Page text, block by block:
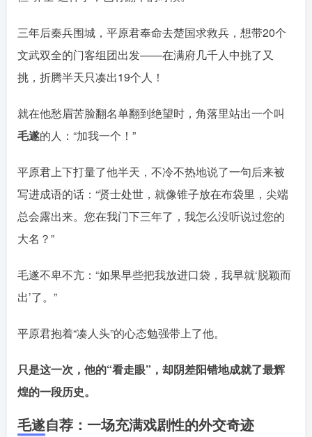
三年后秦兵围城，平原君奉命去楚国求救兵，想带20个
文武双全的门客组团出发——在满府几千人中挑了又
挑，折腾半天只凑出19个人！󠄹󠅀󠄪󠄢󠄡󠄦󠄞󠄧󠄣󠄞󠄢󠄡󠄦󠄞󠄡󠄩󠅬󠅅󠅃󠄵󠅂󠄪󠅗󠅥󠅕󠅣󠅤󠅬󠅄󠄹󠄽󠄵󠄪󠄢󠄠󠄢󠄦󠄝󠄠󠄨󠄝󠄠󠄨󠄐󠄠󠄨󠄪󠄥󠄤󠄪󠄤󠄣󠅬󠅨󠅙󠅑󠅟󠅗󠅒󠄞󠅓󠅟󠅝󠄐󠇕󠆠󠅿󠇖󠆄󠆩󠇕󠅿󠆈󠇗󠆭󠆁󠄐󠇗󠅹󠅸󠇖󠆍󠅳󠇖󠅹󠅰󠇖󠆌󠅹
就在他愁眉苦脸翻名单翻到绝望时，角落里站出一个叫
毛遂的人：“加我一个！”
平原君上下打量了他半天，不冷不热地说了一句后来被
写进成语的话：“贤士处世，就像锥子放在布袋里，尖端
总会露出来。您在我门下三年了，我怎么没听说过您的
大名？”󠄹󠅀󠄪󠄢󠄡󠄦󠄞󠄧󠄣󠄞󠄢󠄡󠄦󠄞󠄡󠄩󠅬󠅅󠅃󠄵󠅂󠄪󠅗󠅥󠅕󠅣󠅤󠅬󠅄󠄹󠄽󠄵󠄪󠄢󠄠󠄢󠄦󠄝󠄠󠄨󠄝󠄠󠄨󠄐󠄠󠄨󠄪󠄥󠄤󠄪󠄤󠄣󠅬󠅨󠅙󠅑󠅟󠅗󠅒󠄞󠅓󠅟󠅝󠄐󠇕󠆠󠅿󠇖󠆄󠆩󠇕󠅿󠆈󠇗󠆭󠆁󠄐󠇗󠅹󠅸󠇖󠆍󠅳󠇖󠅹󠅰󠇖󠆌󠅹
毛遂不卑不亢：“如果早些把我放进口袋，我早就‘脱颖而
出’了。”󠄹󠅀󠄪󠄢󠄡󠄦󠄞󠄧󠄣󠄞󠄢󠄡󠄦󠄞󠄡󠄩󠅬󠅅󠅃󠄵󠅂󠄪󠅗󠅥󠅕󠅣󠅤󠅬󠅄󠄹󠄽󠄵󠄪󠄢󠄠󠄢󠄦󠄝󠄠󠄨󠄝󠄠󠄨󠄐󠄠󠄨󠄪󠄥󠄤󠄪󠄤󠄣󠅬󠅨󠅙󠅑󠅟󠅗󠅒󠄞󠅓󠅟󠅝󠄐󠇕󠆠󠅿󠇖󠆄󠆩󠇕󠅿󠆈󠇗󠆭󠆁󠄐󠇗󠅹󠅸󠇖󠆍󠅳󠇖󠅹󠅰󠇖󠆌󠅹
平原君抱着“凑人头”的心态勉强带上了他。
只是这一次，他的“看走眼”，却阴差阳错地成就了最辉
煌的一段历史。󠄹󠅀󠄪󠄢󠄡󠄦󠄞󠄧󠄣󠄞󠄢󠄡󠄦󠄞󠄡󠄩󠅬󠅅󠅃󠄵󠅂󠄪󠅗󠅥󠅕󠅣󠅤󠅬󠅄󠄹󠄽󠄵󠄪󠄢󠄠󠄢󠄦󠄝󠄠󠄨󠄝󠄠󠄨󠄐󠄠󠄨󠄪󠄥󠄤󠄪󠄤󠄣󠅬󠅨󠅙󠅑󠅟󠅗󠅒󠄞󠅓󠅟󠅝󠄐󠇕󠆠󠅿󠇖󠆄󠆩󠇕󠅿󠆈󠇗󠆭󠆁󠄐󠇗󠅹󠅸󠇖󠆍󠅳󠇖󠅹󠅰󠇖󠆌󠅹
毛遂自荐：一场充满戏剧性的外交奇迹